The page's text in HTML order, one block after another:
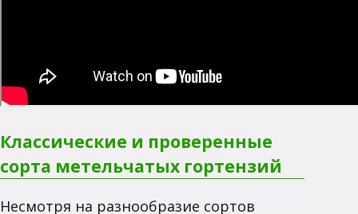
Классические и проверенные
сорта метельчатых гортензий
Несмотря на разнообразие сортов